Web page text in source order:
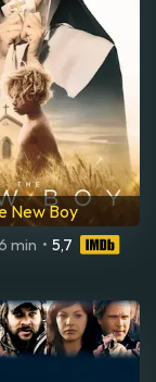
New Boy
min • 5,7